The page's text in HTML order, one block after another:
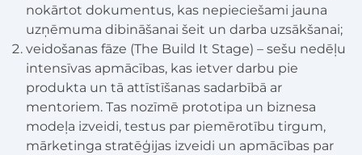
nokārtot dokumentus, kas nepieciešami jauna
uzņēmuma dibināšanai šeit un darba uzsākšanai;
veidošanas fāze (The Build It Stage) – sešu nedēļu
intensīvas apmācības, kas ietver darbu pie
produkta un tā attīstīšanas sadarbībā ar
mentoriem. Tas nozīmē prototipa un biznesa
modeļa izveidi, testus par piemērotību tirgum,
mārketinga stratēģijas izveidi un apmācības par